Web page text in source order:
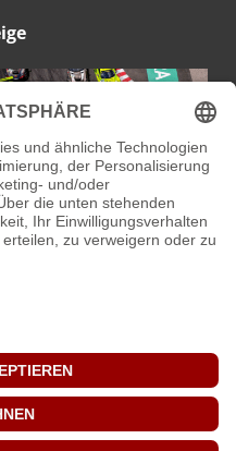
MICH
2025 - 2026